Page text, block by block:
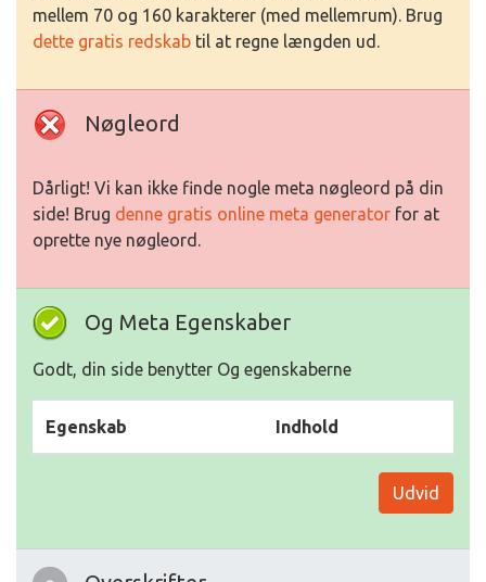
mellem 70 og 160 karakterer (med mellemrum). Brug
dette gratis redskab til at regne længden ud.
Nøgleord
Dårligt! Vi kan ikke finde nogle meta nøgleord på din
side! Brug denne gratis online meta generator for at
oprette nye nøgleord.
Og Meta Egenskaber
Godt, din side benytter Og egenskaberne
Egenskab Indhold
Udvid